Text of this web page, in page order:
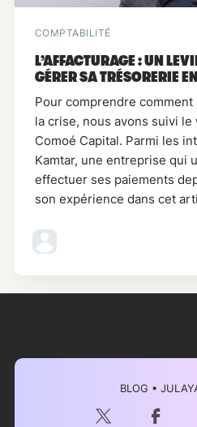
COMPTABILITÉ
L’AFFACTURAGE : UN
GÉRER SA TRÉSORERIE
Pour comprendre
la crise, nous avons suivi
Comoé Capital. Parmi les
Kamtar, une entreprise qui
effectuer ses paiements
son expérience dans cet
BLOG •